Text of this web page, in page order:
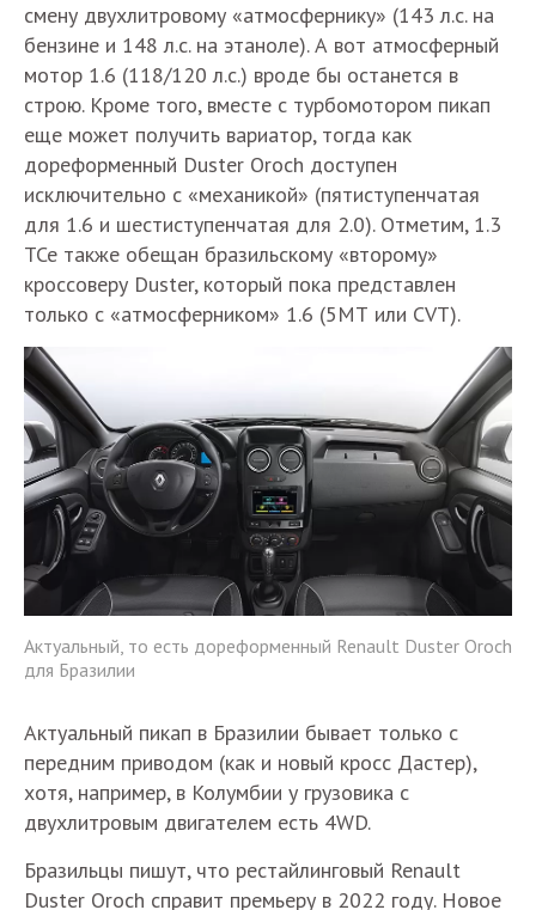
смену двухлитровому «атмосфернику» (143 л.с. на
бензине и 148 л.с. на этаноле). А вот атмосферный
мотор 1.6 (118/120 л.с.) вроде бы останется в
строю. Кроме того, вместе с турбомотором пикап
еще может получить вариатор, тогда как
дореформенный Duster Oroch доступен
исключительно с «механикой» (пятиступенчатая
для 1.6 и шестиступенчатая для 2.0). Отметим, 1.3
TCe также обещан бразильскому «второму»
кроссоверу Duster, который пока представлен
только с «атмосферником» 1.6 (5МТ или CVT).
Актуальный, то есть дореформенный Renault Duster Oroch
для Бразилии
Актуальный пикап в Бразилии бывает только с
передним приводом (как и новый кросс Дастер),
хотя, например, в Колумбии у грузовика с
двухлитровым двигателем есть 4WD.
Бразильцы пишут, что рестайлинговый Renault
Duster Oroch справит премьеру в 2022 году. Новое